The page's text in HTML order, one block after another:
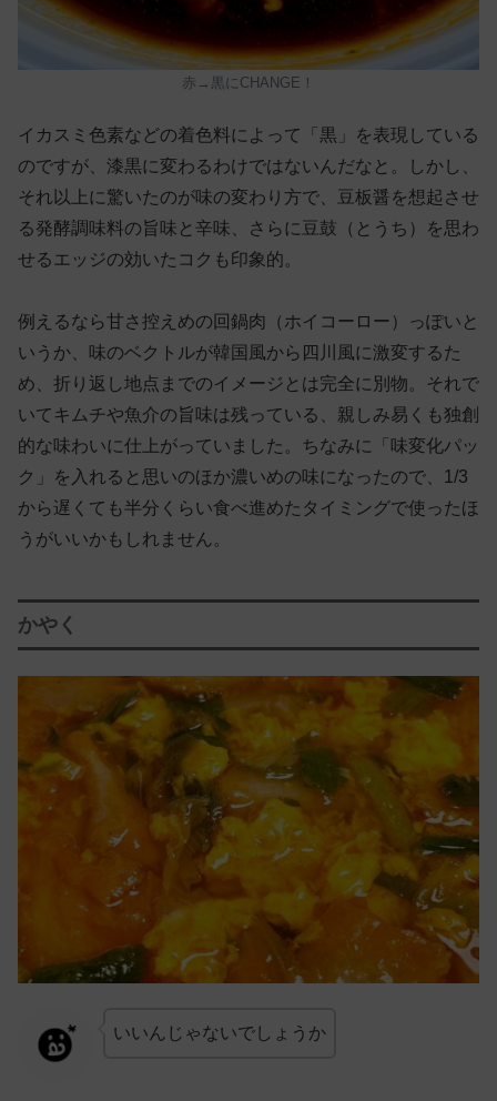
赤→黒にCHANGE！
イカスミ色素などの着色料によって「黒」を表現している
のですが、漆黒に変わるわけではないんだなと。しかし、
それ以上に驚いたのが味の変わり方で、豆板醤を想起させ
る発酵調味料の旨味と辛味、さらに豆鼓（とうち）を思わ
せるエッジの効いたコクも印象的。
例えるなら甘さ控えめの回鍋肉（ホイコーロー）っぽいと
いうか、味のベクトルが韓国風から四川風に激変するた
め、折り返し地点までのイメージとは完全に別物。それで
いてキムチや魚介の旨味は残っている、親しみ易くも独創
的な味わいに仕上がっていました。ちなみに「味変化パッ
ク」を入れると思いのほか濃いめの味になったので、1/3
から遅くても半分くらい食べ進めたタイミングで使ったほ
うがいいかもしれません。
かやく
いいんじゃないでしょうか